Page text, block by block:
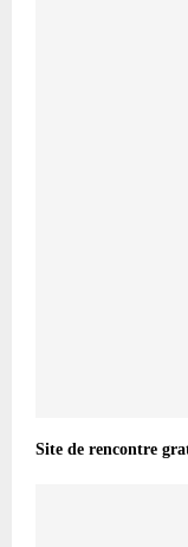
Site de rencontre